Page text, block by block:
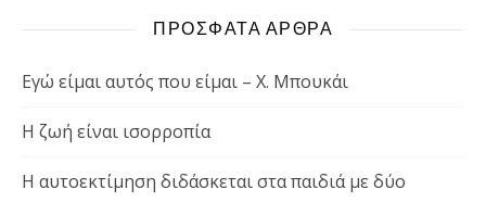
ΠΡΟΣΦΑΤΑ ΑΡΘΡΑ
Εγώ είμαι αυτός που είμαι – Χ. Μπουκάι
Η ζωή είναι ισορροπία
Η αυτοεκτίμηση διδάσκεται στα παιδιά με δύο